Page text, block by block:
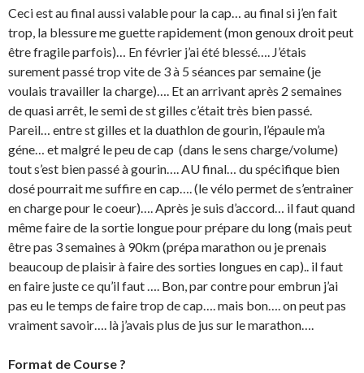
Ceci est au final aussi valable pour la cap… au final si j’en fait
trop, la blessure me guette rapidement (mon genoux droit peut
être fragile parfois)… En février j’ai été blessé…. J’étais
surement passé trop vite de 3 à 5 séances par semaine (je
voulais travailler la charge)…. Et an arrivant après 2 semaines
de quasi arrêt, le semi de st gilles c’était très bien passé.
Pareil… entre st gilles et la duathlon de gourin, l’épaule m’a
géne… et malgré le peu de cap (dans le sens charge/volume)
tout s’est bien passé à gourin…. AU final… du spécifique bien
dosé pourrait me suffire en cap…. (le vélo permet de s’entrainer
en charge pour le coeur)…. Après je suis d’accord… il faut quand
même faire de la sortie longue pour prépare du long (mais peut
être pas 3 semaines à 90km (prépa marathon ou je prenais
beaucoup de plaisir à faire des sorties longues en cap).. il faut
en faire juste ce qu’il faut …. Bon, par contre pour embrun j’ai
pas eu le temps de faire trop de cap…. mais bon…. on peut pas
vraiment savoir…. là j’avais plus de jus sur le marathon….
Format de Course ?